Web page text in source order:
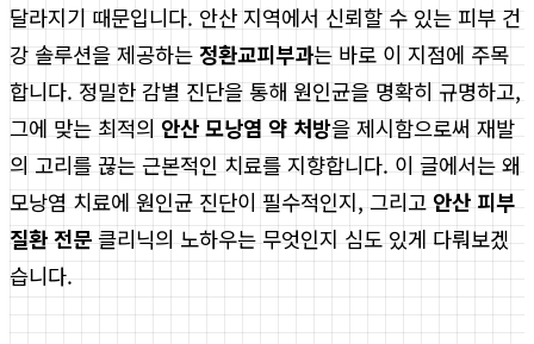
달라지기 때문입니다. 안산 지역에서 신뢰할 수 있는 피부 건
강 솔루션을 제공하는 정환교피부과는 바로 이 지점에 주목
합니다. 정밀한 감별 진단을 통해 원인균을 명확히 규명하고,
그에 맞는 최적의 안산 모낭염 약 처방을 제시함으로써 재발
의 고리를 끊는 근본적인 치료를 지향합니다. 이 글에서는 왜
모낭염 치료에 원인균 진단이 필수적인지, 그리고 안산 피부
질환 전문 클리닉의 노하우는 무엇인지 심도 있게 다뤄보겠
습니다.